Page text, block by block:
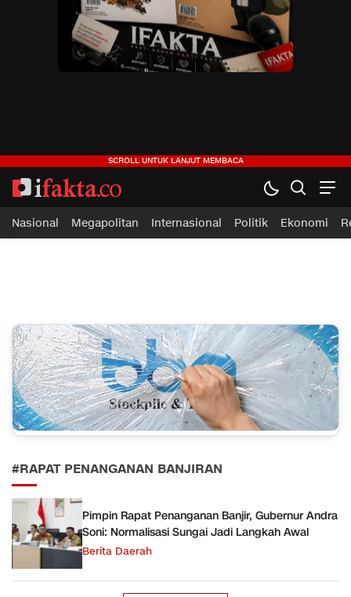
ifakta.co
#pastibenar
Nasional Megapolitan Internasional Politik Ekonomi
#RAPAT PENANGANAN BANJIRAN
Pimpin Rapat Penanganan Banjir, Gubernur Andra
Soni: Normalisasi Sungai Jadi Langkah Awal
Berita Daerah